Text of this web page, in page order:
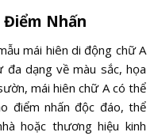
Điểm Nhấn
mái hiên di động chữ A
dạng về màu sắc, họa
mái hiên chữ A có thể
điểm nhấn độc đáo, thể
hoặc thương hiệu kinh